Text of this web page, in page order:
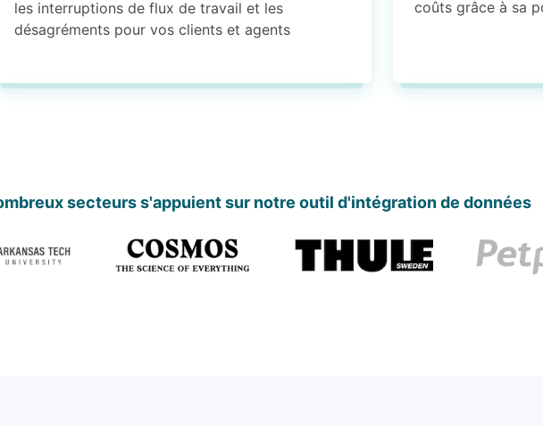
les interruptions de flux de travail et les
désagréments pour vos clients et agents
coûts grâce à sa
secteurs s'appuient sur notre outil d'intégration de données